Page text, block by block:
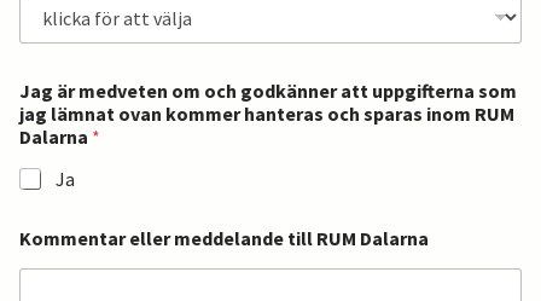
Jag är medveten om och godkänner att uppgifterna som
jag lämnat ovan kommer hanteras och sparas inom RUM
Dalarna *
Ja
Kommentar eller meddelande till RUM Dalarna